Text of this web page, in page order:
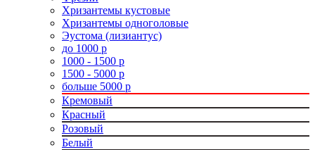
Хризантемы кустовые
Хризантемы одноголовые
Эустома (лизиантус)
до 1000 р
1000 - 1500 р
1500 - 5000 р
больше 5000 р
Кремовый
Красный
Розовый
Белый